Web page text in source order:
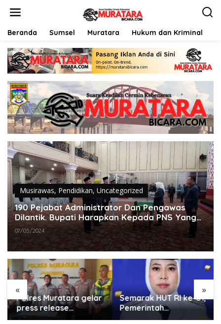
Beranda Sumsel Muratara Hukum dan Kriminal
Musirawas, Pendidikan, Uncategorized
190 Pejabat Administrator Dan Pengawas
Dilantik. Bupati Harapkan Kepada PNS Yang
Dilantik Segera Menyesuaikan Diri
07/05/2024
« »
Polres Muratara gelar
press release
:Tetapkan Dua
Semarak HUT RI ke-81,
Pemerintah
Kecamatan Rawas Ulu